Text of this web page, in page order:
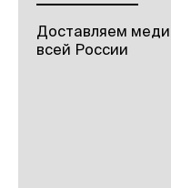
Доставляем
всей России